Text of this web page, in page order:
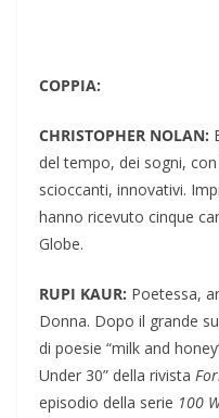
COPPIA:
CHRISTOPHER NOLAN:
del tempo, dei sogni,
scioccanti, innovativi.
hanno ricevuto cinque
Globe.
RUPI KAUR: Poetessa,
Donna. Dopo il grande
di poesie “milk and
Under 30” della rivista
episodio della serie 100